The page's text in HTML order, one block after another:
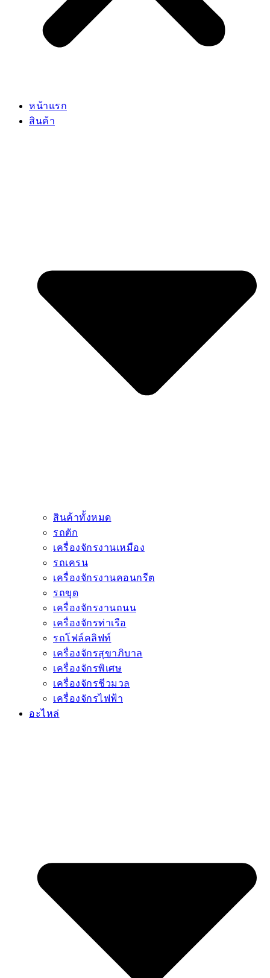
หน้าแรก
สินค้า
สินค้าทั้งหมด
รถตัก
เครื่องจักรงานเหมือง
รถเครน
เครื่องจักรงานคอนกรีต
รถขุด
เครื่องจักรงานถนน
เครื่องจักรท่าเรือ
รถโฟล์คลิฟท์
เครื่องจักรสุขาภิบาล
เครื่องจักรพิเศษ
เครื่องจักรชีวมวล
เครื่องจักรไฟฟ้า
อะไหล่